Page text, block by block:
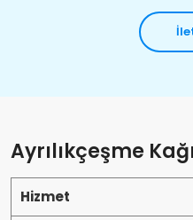
Ayrılıkçeşme
Hizmet